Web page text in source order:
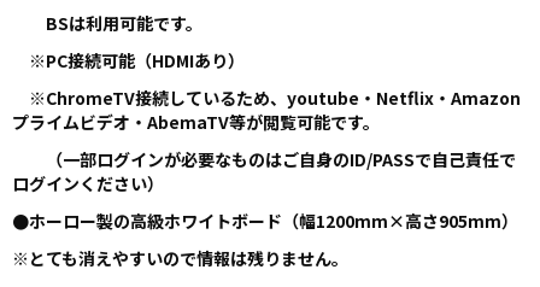
BSは利用可能です。
※PC接続可能（HDMIあり）
※ChromeTV接続しているため、youtube・Netflix・Amazon
プライムビデオ・AbemaTV等が閲覧可能です。
（一部ログインが必要なものはご自身のID/PASSで自己責任で
ログインください）
●ホーロー製の高級ホワイトボード（幅1200mm×高さ905mm）
※とても消えやすいので情報は残りません。